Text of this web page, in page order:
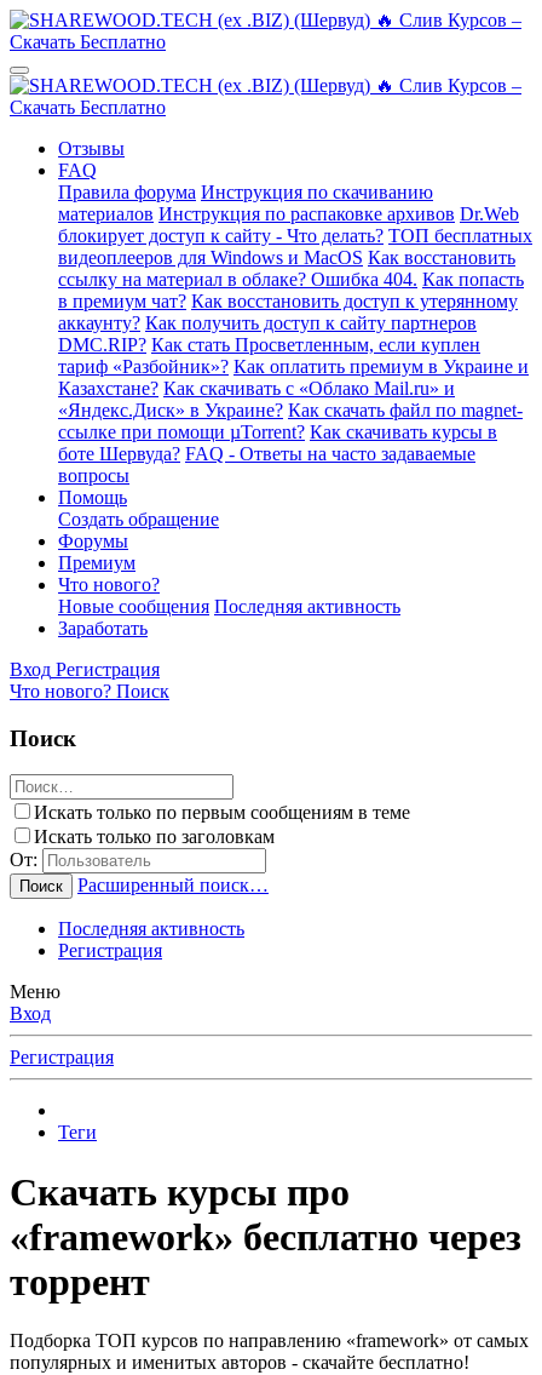
Отзывы
FAQ
Правила форума Инструкция по скачиванию
материалов Инструкция по распаковке архивов Dr.Web
блокирует доступ к сайту - Что делать? ТОП бесплатных
видеоплееров для Windows и MacOS Как восстановить
ссылку на материал в облаке? Ошибка 404. Как попасть
в премиум чат? Как восстановить доступ к утерянному
аккаунту? Как получить доступ к сайту партнеров
DMC.RIP? Как стать Просветленным, если куплен
тариф «Разбойник»? Как оплатить премиум в Украине и
Казахстане? Как скачивать с «Облако Mail.ru» и
«Яндекс.Диск» в Украине? Как скачать файл по magnet-
ссылке при помощи µTorrent? Как скачивать курсы в
боте Шервуда? FAQ - Ответы на часто задаваемые
вопросы
Помощь
Создать обращение
Форумы
Премиум
Что нового?
Новые сообщения Последняя активность
Заработать
Вход Регистрация
Что нового? Поиск
Поиск
Искать только по первым сообщениям в теме
Искать только по заголовкам
От:
Поиск Расширенный поиск…
Последняя активность
Регистрация
Меню
Вход
Регистрация
Теги
Скачать курсы про
«framework» бесплатно через
торрент
Подборка ТОП курсов по направлению «framework» от самых
популярных и именитых авторов - скачайте бесплатно!